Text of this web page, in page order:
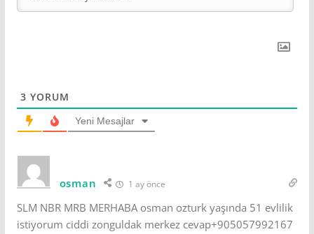
3 YORUM
Yeni Mesajlar
osman 1 ay önce
SLM NBR MRB MERHABA osman ozturk yaşında 51 evlilik
istiyorum ciddi zonguldak merkez cevap+905057992167